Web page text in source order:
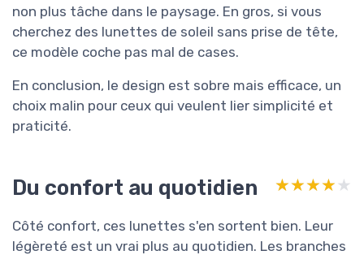
non plus tâche dans le paysage. En gros, si vous
cherchez des lunettes de soleil sans prise de tête,
ce modèle coche pas mal de cases.
En conclusion, le design est sobre mais efficace, un
choix malin pour ceux qui veulent lier simplicité et
praticité.
Du confort au quotidien ★★★★★
★★★★★
Côté confort, ces lunettes s'en sortent bien. Leur
légèreté est un vrai plus au quotidien. Les branches